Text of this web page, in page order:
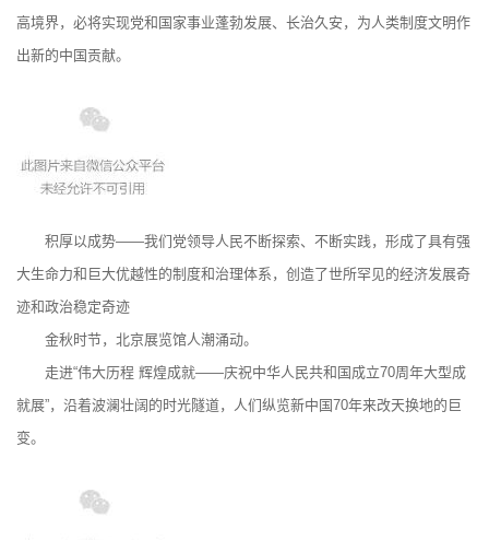
高境界，必将实现党和国家事业蓬勃发展、长治久安，为人类制度文明作
出新的中国贡献。
积厚以成势——我们党领导人民不断探索、不断实践，形成了具有强
大生命力和巨大优越性的制度和治理体系，创造了世所罕见的经济发展奇
迹和政治稳定奇迹
金秋时节，北京展览馆人潮涌动。
走进“伟大历程 辉煌成就——庆祝中华人民共和国成立70周年大型成
就展”，沿着波澜壮阔的时光隧道，人们纵览新中国70年来改天换地的巨
变。